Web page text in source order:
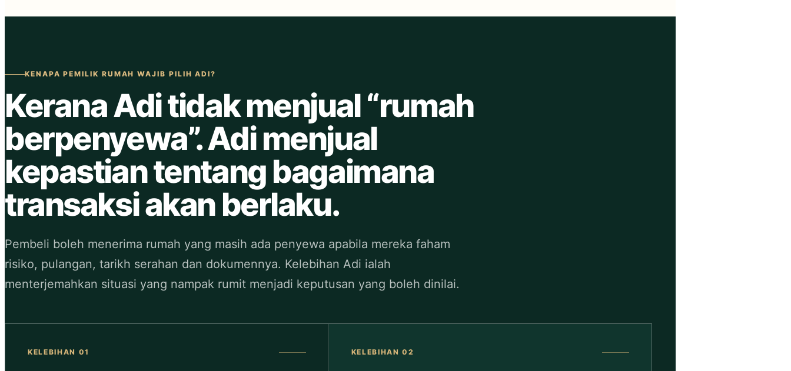
KENAPA PEMILIK RUMAH WAJIB PILIH ADI?
Kerana Adi tidak menjual “rumah
berpenyewa”. Adi menjual
kepastian tentang bagaimana
transaksi akan berlaku.
Pembeli boleh menerima rumah yang masih ada penyewa apabila mereka faham
risiko, pulangan, tarikh serahan dan dokumennya. Kelebihan Adi ialah
menterjemahkan situasi yang nampak rumit menjadi keputusan yang boleh dinilai.
KELEBIHAN 01 KELEBIHAN 02